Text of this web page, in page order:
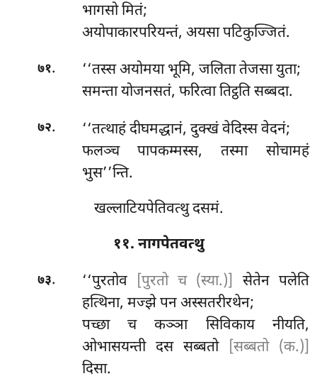
भागसो मितं;
अयोपाकारपरियन्तं, अयसा पटिकुज्जितं.
७१. ‘‘तस्सअयोमया भूमि, जलिता तेजसा युता;
समन्ता योजनसतं, फरित्वा तिट्ठति सब्बदा.
७२.
‘‘तत्थाहं दीघमद्धानं, दुक्खं वेदिस्स वेदनं;
फलञ्च पापकम्मस्स, तस्मा सोचामहं
भुस’’न्ति.
खल्लाटियपेतिवत्थु दसमं.
११. नागपेतवत्थु
७३. ‘‘पुरतोव [पुरतो च (स्या.)]
सेतेन पलेति
हत्थिना, मज्झे पन अस्सतरीरथेन;
पच्छा च कञ्ञा सिविकाय नीयति,
ओभासयन्ती दस सब्बतो
[सब्बतो (क.)]
दिसा.